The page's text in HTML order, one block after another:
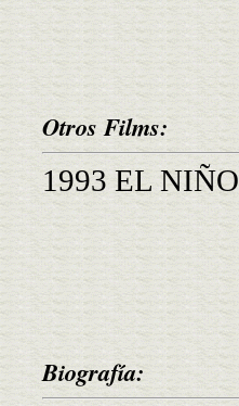
Otros Films:
1993 EL
Biografía: